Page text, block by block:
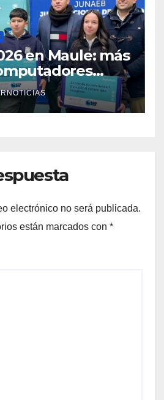
en Maule: más
entregados en
electrónico no será publicada.
están marcados con *